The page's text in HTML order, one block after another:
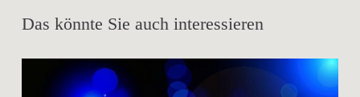
Das könnte Sie auch interessieren